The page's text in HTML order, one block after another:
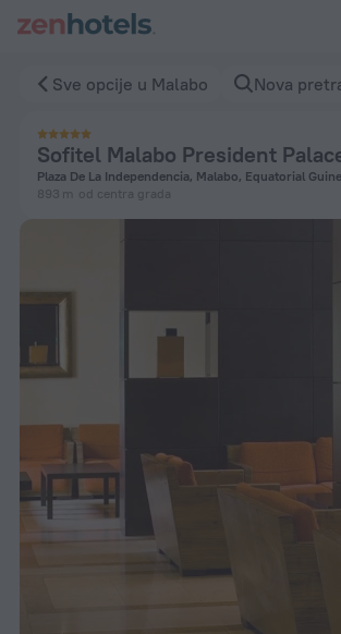
Sve opcije u Malabo Nova
Sofitel Malabo President
Plaza De La Independencia, Malabo, Equatorial
893 m
od centra grada
Sofitel Malabo President Palace u Malabo